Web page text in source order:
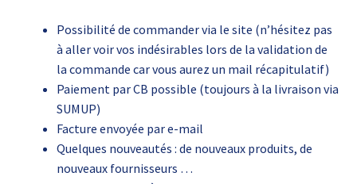
Possibilité de commander via le site (n’hésitez pas
à aller voir vos indésirables lors de la validation de
la commande car vous aurez un mail récapitulatif)
Paiement par CB possible (toujours à la livraison via
SUMUP)
Facture envoyée par e-mail
Quelques nouveautés : de nouveaux produits, de
nouveaux fournisseurs …